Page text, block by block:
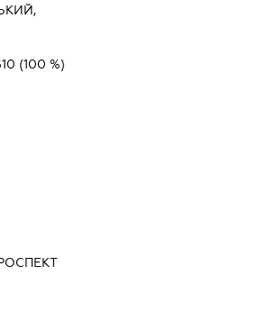
(100 %)